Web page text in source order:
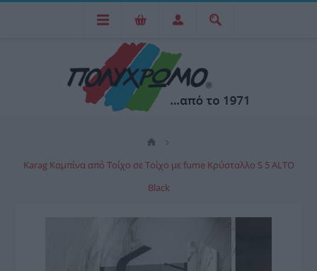
Karag Καμπίνα από Τοίχο σε Τοίχο με fume Κρύσταλλο S 5 ALTO
Black